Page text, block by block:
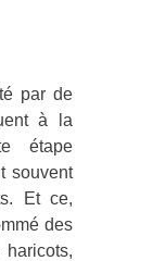
par de
à la
étape
souvent
Et ce,
des